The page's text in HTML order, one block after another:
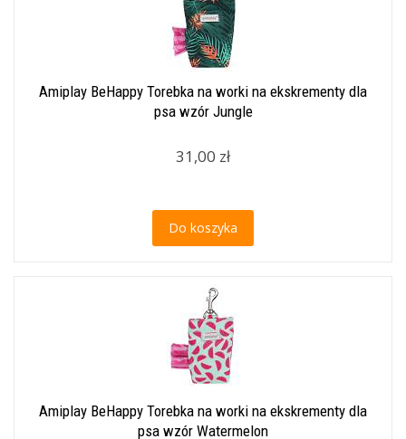
Amiplay BeHappy Torebka na worki na ekskrementy dla
psa wzór Jungle
31,00 zł
Do koszyka
Amiplay BeHappy Torebka na worki na ekskrementy dla
psa wzór Watermelon